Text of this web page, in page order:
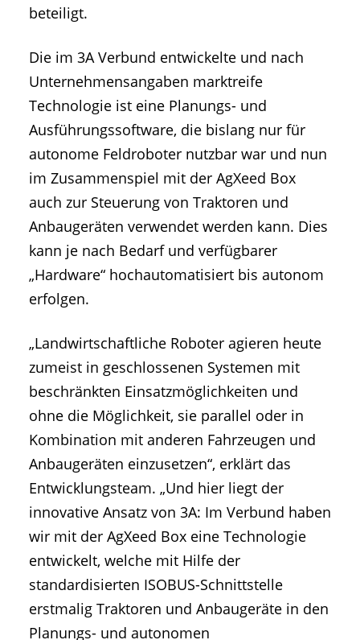
beteiligt.
Die im 3A Verbund entwickelte und nach
Unternehmensangaben marktreife
Technologie ist eine Planungs- und
Ausführungssoftware, die bislang nur für
autonome Feldroboter nutzbar war und nun
im Zusammenspiel mit der AgXeed Box
auch zur Steuerung von Traktoren und
Anbaugeräten verwendet werden kann. Dies
kann je nach Bedarf und verfügbarer
„Hardware“ hochautomatisiert bis autonom
erfolgen.
„Landwirtschaftliche Roboter agieren heute
zumeist in geschlossenen Systemen mit
beschränkten Einsatzmöglichkeiten und
ohne die Möglichkeit, sie parallel oder in
Kombination mit anderen Fahrzeugen und
Anbaugeräten einzusetzen“, erklärt das
Entwicklungsteam. „Und hier liegt der
innovative Ansatz von 3A: Im Verbund haben
wir mit der AgXeed Box eine Technologie
entwickelt, welche mit Hilfe der
standardisierten ISOBUS-Schnittstelle
erstmalig Traktoren und Anbaugeräte in den
Planungs- und autonomen